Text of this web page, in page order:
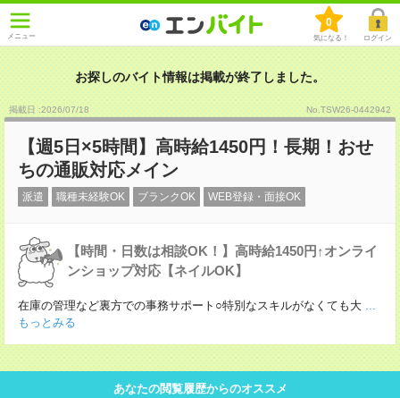
メニュー
0
気になる！ ログイン
お探しのバイト情報は掲載が終了しました。
掲載日 :2026/07/18 No.TSW26-0442942
【週5日×5時間】高時給1450円！長期！おせ
ちの通販対応メイン
派遣 職種未経験OK ブランクOK WEB登録・面接OK
【時間・日数は相談OK！】高時給1450円↑オンライ
ンショップ対応【ネイルOK】
在庫の管理など裏方での事務サポート○特別なスキルがなくても大 ...
もっとみる
あなたの閲覧履歴からのオススメ